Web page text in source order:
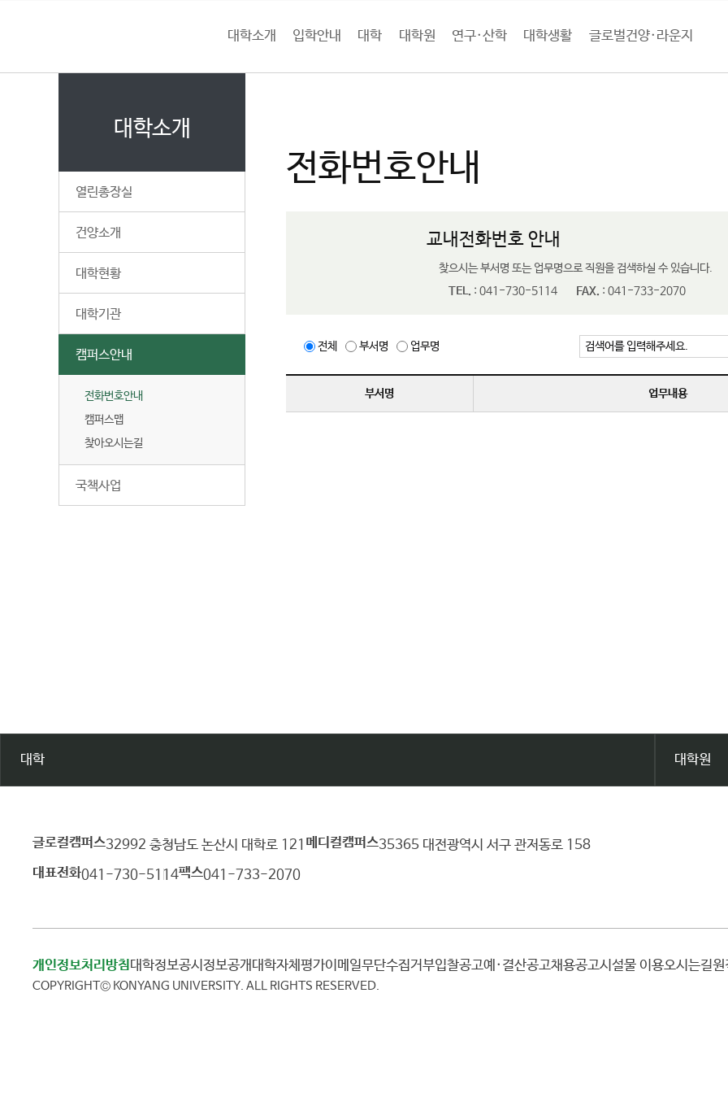
대학소개 입학안내 대학 대학원 연구·산학 대학생활 글로벌건양·라운지
대학소개
열린총장실
건양소개
대학현황
대학기관
캠퍼스안내
전화번호안내
캠퍼스맵
찾아오시는길
국책사업
로
전화번호안내
교내전화번호 안내
찾으시는 부서명 또는 업무명으로 직원을 검색하실 수 있습니다.
TEL. : 041-730-5114 FAX. : 041-733-2070
전체 부서명 업무명 검색어를 입력해주세요.
부서명 업무내용
대학 대학원
건
양
교
글로컬캠퍼스 32992 충청남도 논산시 대학로 121 메디컬캠퍼스 35365 대전광역시 서구 관저동로 158
대표전화 041-730-5114 팩스 041-733-2070
개인정보처리방침 대학정보공시 정보공개 대학자체평가 이메일무단수집거부 입찰공고 예·결산공고 채용공고 시설물 이용 오시는길
COPYRIGHT© KONYANG UNIVERSITY. ALL RIGHTS RESERVED.